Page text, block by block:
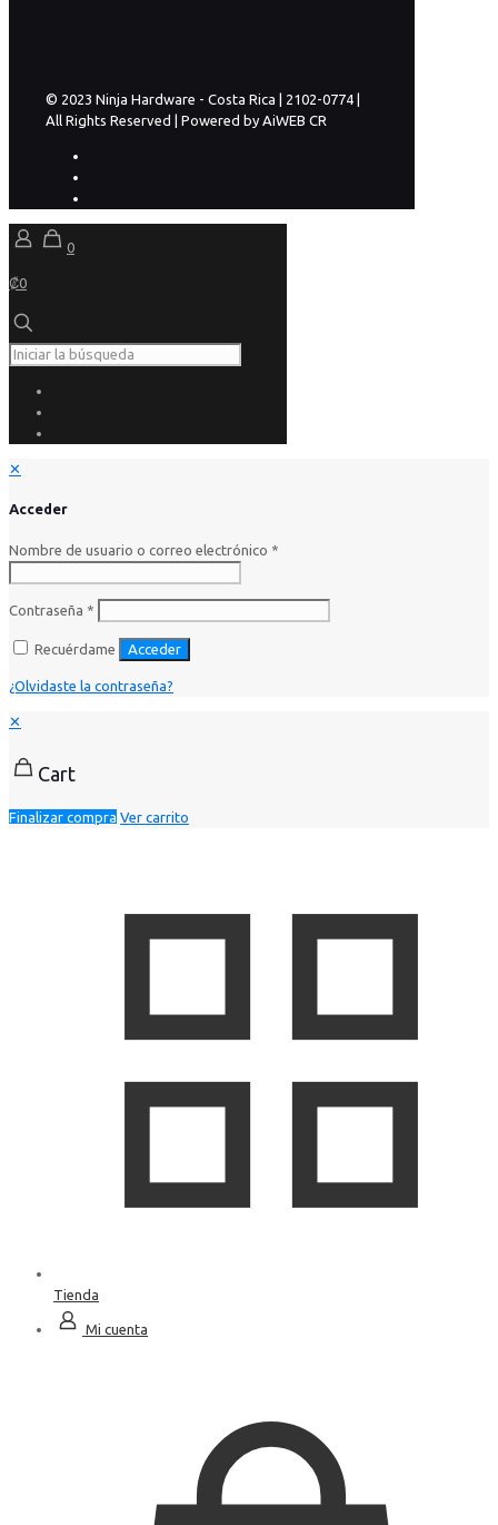
© 2023 Ninja Hardware - Costa Rica | 2102-0774 |
All Rights Reserved | Powered by AiWEB CR
0
₡0
✕
Acceder
Nombre de usuario o correo electrónico *
Contraseña *
Recuérdame Acceder
¿Olvidaste la contraseña?
✕
Cart
Finalizar compra Ver carrito
Tienda
Mi cuenta